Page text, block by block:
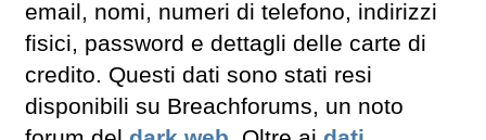
email, nomi, numeri di telefono, indirizzi
fisici, password e dettagli delle carte di
credito. Questi dati sono stati resi
disponibili su Breachforums, un noto